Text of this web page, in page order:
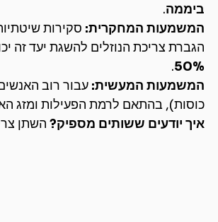
ביממה.
המשמעות המחקרית: סקירות
הגברת צריכת הנוזלים להשגת יעד זה
50%
.
המשמעות המעשית:
כוסות), בהתאם לרמת הפעילות ומזג
איך יודעים ששותים מספיק? השתן